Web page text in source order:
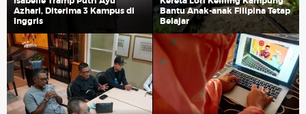
Azhari, Diterima 3 Kampus di
Inggris
Bantu Anak-anak Filipina Tetap
Belajar